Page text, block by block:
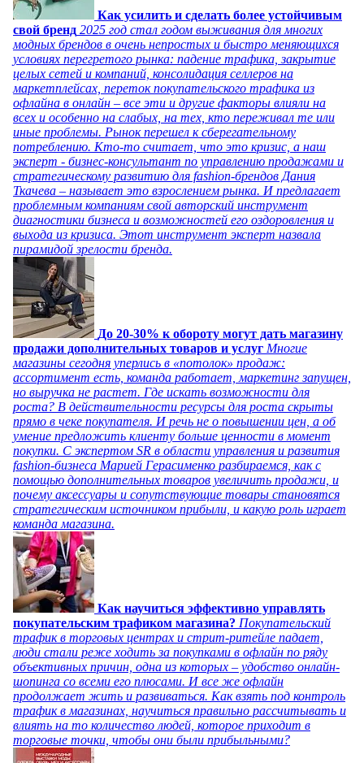
Как усилить и сделать более устойчивым
свой бренд 2025 год стал годом выживания для многих
модных брендов в очень непростых и быстро меняющихся
условиях перегретого рынка: падение трафика, закрытие
целых сетей и компаний, консолидация селлеров на
маркетплейсах, переток покупательского трафика из
офлайна в онлайн – все эти и другие факторы влияли на
всех и особенно на слабых, на тех, кто переживал те или
иные проблемы. Рынок перешел к сберегательному
потреблению. Кто-то считает, что это кризис, а наш
эксперт - бизнес-консультант по управлению продажами и
стратегическому развитию для fashion-брендов Дания
Ткачева – называет это взрослением рынка. И предлагает
проблемным компаниям свой авторский инструмент
диагностики бизнеса и возможностей его оздоровления и
выхода из кризиса. Этот инструмент эксперт назвала
пирамидой зрелости бренда.
До 20-30% к обороту могут дать магазину
продажи дополнительных товаров и услуг Многие
магазины сегодня уперлись в «потолок» продаж:
ассортимент есть, команда работает, маркетинг запущен,
но выручка не растет. Где искать возможности для
роста? В действительности ресурсы для роста скрыты
прямо в чеке покупателя. И речь не о повышении цен, а об
умение предложить клиенту больше ценности в момент
покупки. С экспертом SR в области управления и развития
fashion-бизнеса Марией Герасименко разбираемся, как с
помощью дополнительных товаров увеличить продажи, и
почему аксессуары и сопутствующие товары становятся
стратегическим источником прибыли, и какую роль играет
команда магазина.
Как научиться эффективно управлять
покупательским трафиком магазина? Покупательский
трафик в торговых центрах и стрит-ритейле падает,
люди стали реже ходить за покупками в офлайн по ряду
объективных причин, одна из которых – удобство онлайн-
шопинга со всеми его плюсами. И все же офлайн
продолжает жить и развиваться. Как взять под контроль
трафик в магазинах, научиться правильно рассчитывать и
влиять на то количество людей, которое приходит в
торговые точки, чтобы они были прибыльными?